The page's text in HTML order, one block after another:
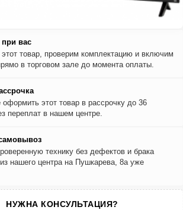
вас
товар, проверим комплектацию и включим
в торговом зале до момента оплаты.
этот товар в рассрочку до 36
переплат в нашем центре.
технику без дефектов и брака
нашего центра на Пушкарева, 8а уже
НУЖНА КОНСУЛЬТАЦИЯ?